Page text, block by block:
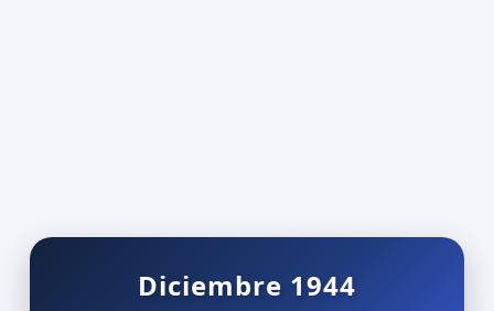
Diciembre 1944